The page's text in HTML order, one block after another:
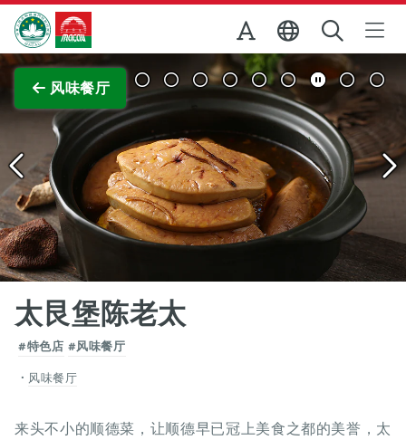
跳至主内容
澳门特别行政区政府旅游局
风味餐厅
查看原图
太艮堡陈老太
#特色店 #风味餐厅
风味餐厅
来头不小的顺德菜，让顺德早已冠上美食之都的美誉，太